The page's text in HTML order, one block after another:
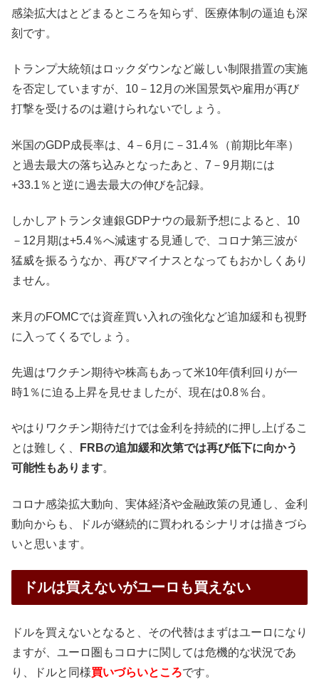
感染拡大はとどまるところを知らず、医療体制の逼迫も深
刻です。
トランプ大統領はロックダウンなど厳しい制限措置の実施
を否定していますが、10－12月の米国景気や雇用が再び
打撃を受けるのは避けられないでしょう。
米国のGDP成長率は、4－6月に－31.4％（前期比年率）
と過去最大の落ち込みとなったあと、7－9月期には
+33.1％と逆に過去最大の伸びを記録。
しかしアトランタ連銀GDPナウの最新予想によると、10
－12月期は+5.4％へ減速する見通しで、コロナ第三波が
猛威を振るうなか、再びマイナスとなってもおかしくあり
ません。
来月のFOMCでは資産買い入れの強化など追加緩和も視野
に入ってくるでしょう。
先週はワクチン期待や株高もあって米10年債利回りが一
時1％に迫る上昇を見せましたが、現在は0.8％台。
やはりワクチン期待だけでは金利を持続的に押し上げるこ
とは難しく、
FRBの追加緩和次第では再び低下に向かう
可能性もあります。
コロナ感染拡大動向、実体経済や金融政策の見通し、金利
動向からも、ドルが継続的に買われるシナリオは描きづら
いと思います。
ドルは買えないがユーロも買えない
ドルを買えないとなると、その代替はまずはユーロになり
ますが、ユーロ圏もコロナに関しては危機的な状況であ
り、ドルと同様買いづらいところです。